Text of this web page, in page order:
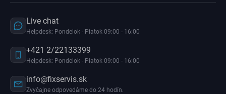
Live chat
Helpdesk: Pondelok - Piatok 09:00 - 16:00
+421 2/22133399
Helpdesk: Pondelok - Piatok 09:00 - 16:00
info@fixservis.sk
Zvyčajne odpovedáme do 24 hodín.